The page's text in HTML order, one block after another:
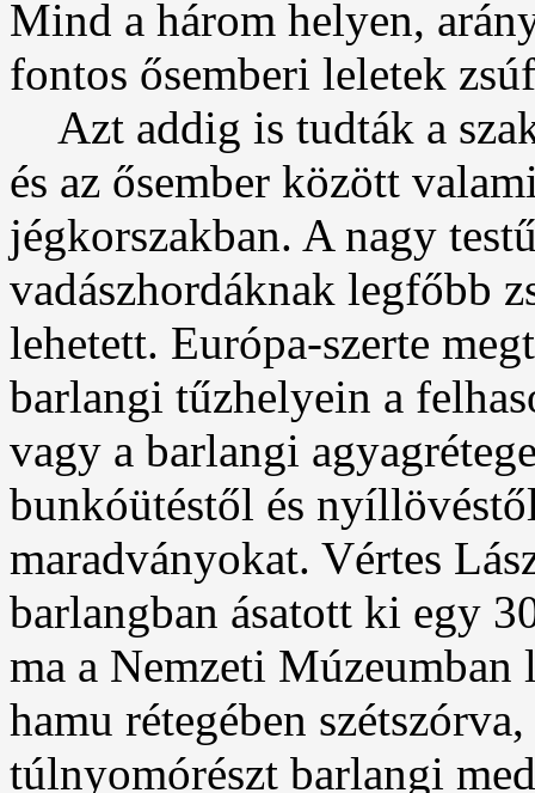
Mind a három helyen,
fontos ősemberi leletek
Azt addig is tudták a
és az ősember között
jégkorszakban. A nagy
vadászhordáknak legfőbb
lehetett. Európa-szerte
barlangi tűzhelyein a
vagy a barlangi
bunkóütéstől és
maradványokat. Vértes
barlangban ásatott ki egy
ma a Nemzeti Múzeumban
hamu rétegében
túlnyomórészt barlangi